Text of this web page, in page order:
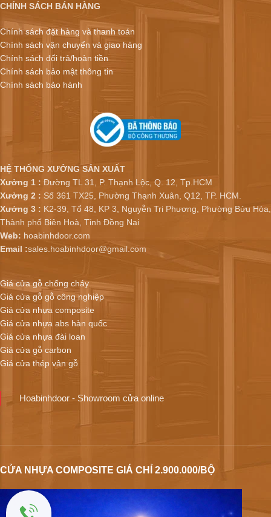
CHÍNH SÁCH BÁN HÀNG
Chính sách đặt hàng và thanh toán
Chính sách vận chuyển và giao hàng
Chính sách đổi trả/hoàn tiền
Chính sách bảo mật thông tin
Chính sách bảo hành
HỆ THỐNG XƯỞNG SẢN XUẤT
Xưởng 1 : Đường TL 31, P. Thạnh Lộc, Q. 12, Tp.HCM
Xưởng 2 : Số 361 TX25, Phường Thạnh Xuân, Q12, TP. HCM.
Xưởng 3 : K2-39, Tổ 48, KP 3, Nguyễn Tri Phương, Phường Bửu Hòa,
Thành phố Biên Hoà, Tỉnh Đồng Nai
Web: hoabinhdoor.com
Email :sales.hoabinhdoor@gmail.com
Giá cửa gỗ chống cháy
Giá cửa gỗ gỗ công nghiệp
Giá cửa nhựa composite
Giá cửa nhựa abs hàn quốc
Giá cửa nhựa đài loan
Giá cửa gỗ carbon
Giá cửa thép vân gỗ
Hoabinhdoor - Showroom cửa online
CỬA NHỰA COMPOSITE GIÁ CHỈ 2.900.000/BỘ